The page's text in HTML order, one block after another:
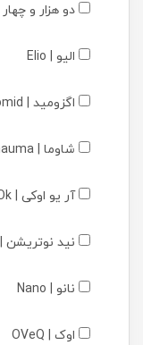
دو هزار و چهار | 2004
الیو | Elio
اگزومید | Eczomid
شاوما | Schauma
آر یو اوکی | Are U Ok
نید نوتریشن | Need Nutrition
نانو | Nano
اوک | OVeQ